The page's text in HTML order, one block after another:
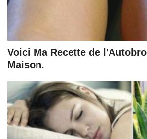
Voici Ma Recette de
Maison.